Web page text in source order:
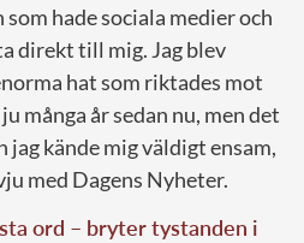
som hade sociala medier och
direkt till mig. Jag blev
hat som riktades mot
många år sedan nu, men det
kände mig väldigt ensam,
med Dagens Nyheter.
ord – bryter tystanden i